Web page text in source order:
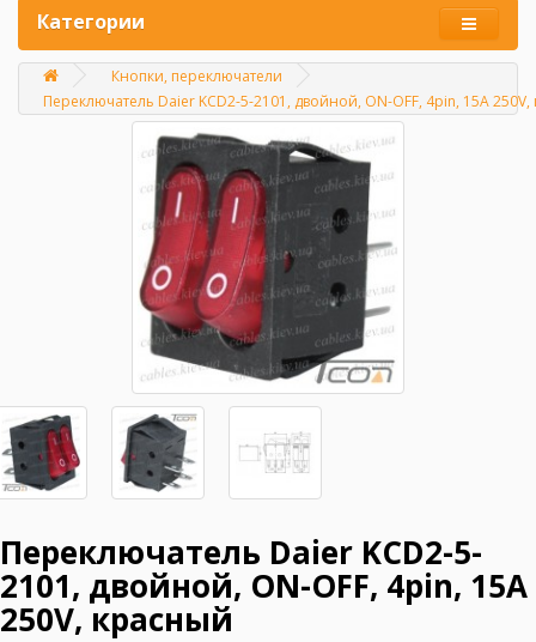
Категории
Кнопки, переключатели
Переключатель Daier KCD2-5-2101, двойной, ON-OFF, 4pin, 15A
Переключатель Daier KCD2-5-
2101, двойной, ON-OFF, 4pin, 15A
250V, красный